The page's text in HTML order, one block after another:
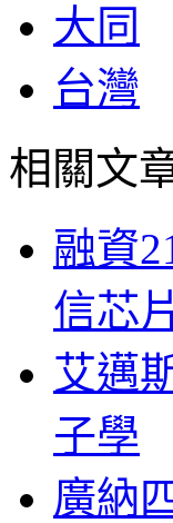
大同
台灣
相關文
融資
信芯片
艾邁
子學
廣納